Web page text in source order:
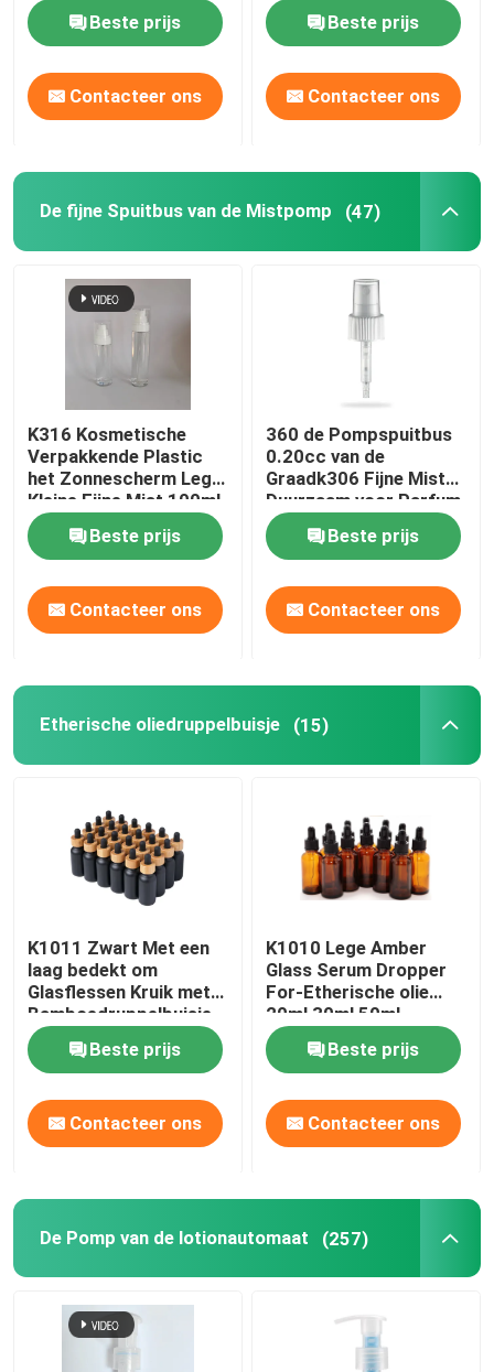
Beste prijs
Contacteer ons
Beste prijs
Contacteer ons
De fijne Spuitbus van de Mistpomp (47)
K316 Kosmetische
Verpakkende Plastic
het Zonnescherm Lege
Kleine Fijne Mist 100ml
125ml van
Huisdierenflessen
Beste prijs
Contacteer ons
360 de Pompspuitbus
0.20cc van de
Graadk306 Fijne Mist
Duurzaam voor Parfum
Beste prijs
Contacteer ons
Etherische oliedruppelbuisje (15)
K1011 Zwart Met een
laag bedekt om
Glasflessen Kruik met
Bamboedruppelbuisje
GLB
Beste prijs
Contacteer ons
K1010 Lege Amber
Glass Serum Dropper
For-Etherische olie
20ml 30ml 50ml
Beste prijs
Contacteer ons
De Pomp van de lotionautomaat (257)